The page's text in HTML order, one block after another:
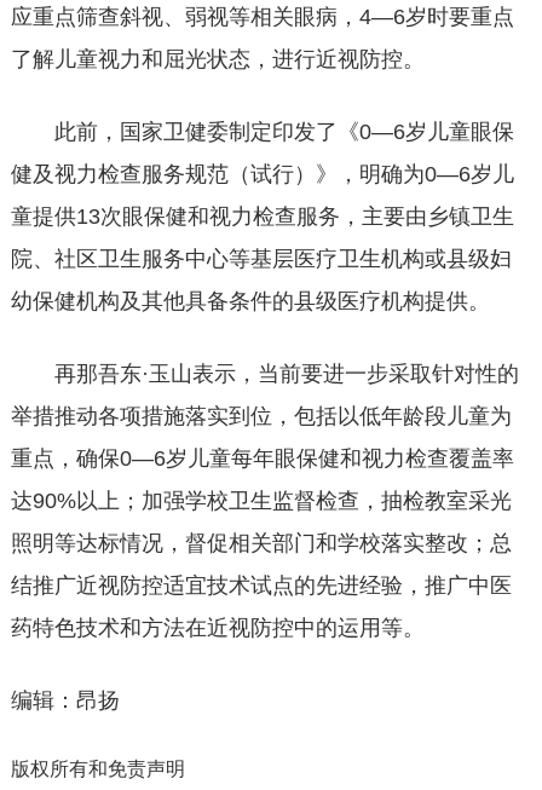
应重点筛查斜视、弱视等相关眼病，4—6岁时要重点
了解儿童视力和屈光状态，进行近视防控。
此前，国家卫健委制定印发了《0—6岁儿童眼保
健及视力检查服务规范（试行）》，明确为0—6岁儿
童提供13次眼保健和视力检查服务，主要由乡镇卫生
院、社区卫生服务中心等基层医疗卫生机构或县级妇
幼保健机构及其他具备条件的县级医疗机构提供。
再那吾东·玉山表示，当前要进一步采取针对性的
举措推动各项措施落实到位，包括以低年龄段儿童为
重点，确保0—6岁儿童每年眼保健和视力检查覆盖率
达90%以上；加强学校卫生监督检查，抽检教室采光
照明等达标情况，督促相关部门和学校落实整改；总
结推广近视防控适宜技术试点的先进经验，推广中医
药特色技术和方法在近视防控中的运用等。
编辑：昂扬
版权所有和免责声明